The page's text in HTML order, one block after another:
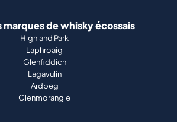
marques de whisky écossais
Highland Park
Laphroaig
Glenfiddich
Lagavulin
Ardbeg
Glenmorangie